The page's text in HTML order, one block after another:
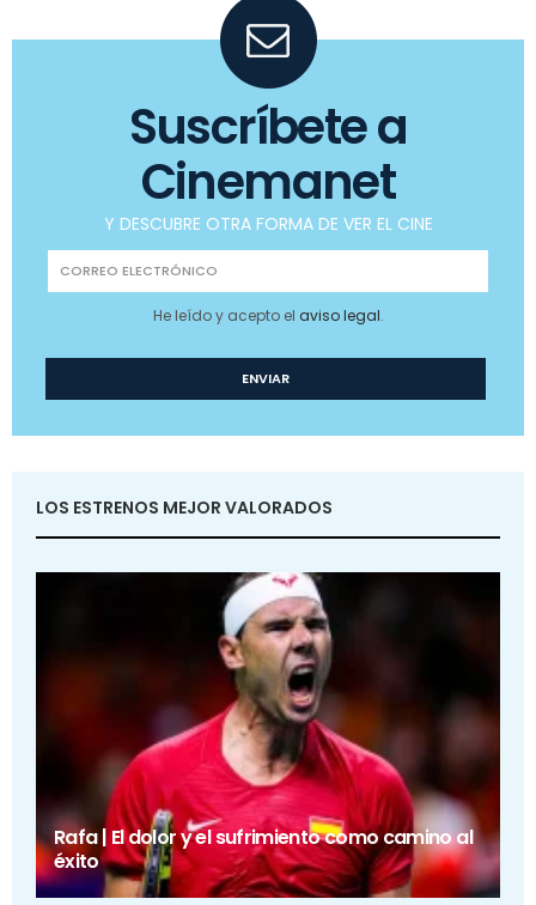
Suscríbete a
Cinemanet
Y DESCUBRE OTRA FORMA DE VER EL CINE
He leído y acepto el aviso legal.
LOS ESTRENOS MEJOR VALORADOS
Rafa | El dolor y el sufrimiento como camino al
éxito